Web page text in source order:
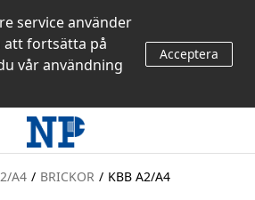
service använder
att fortsätta på
vår användning
Acceptera
A4 / BRICKOR / KBB A2/A4